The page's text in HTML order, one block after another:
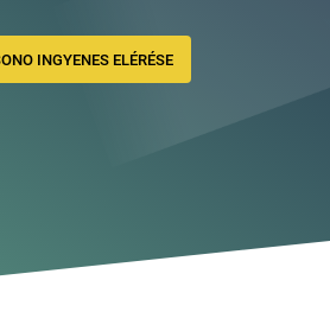
INGYENES ELÉRÉSE